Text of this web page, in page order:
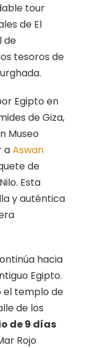
tour
de El
de
tesoros de
Egipto en
de Giza,
Museo
aAswan
de
Esta
y auténtica
hacia
Egipto.
el templo de
de los
de 9 días
Rojo